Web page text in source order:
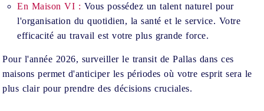
En Maison VI : Vous possédez un talent naturel pour
l'organisation du quotidien, la santé et le service. Votre
efficacité au travail est votre plus grande force.
Pour l'année 2026, surveiller le transit de Pallas dans ces
maisons permet d'anticiper les périodes où votre esprit sera le
plus clair pour prendre des décisions cruciales.